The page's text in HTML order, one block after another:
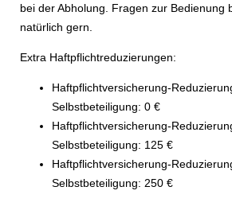
bei der Abholung. Fragen zur Bedienung
natürlich gern.
Extra Haftpflichtreduzierungen:
Haftpflichtversicherung-
Selbstbeteiligung: 0 €
Haftpflichtversicherung-
Selbstbeteiligung: 125 €
Haftpflichtversicherung-
Selbstbeteiligung: 250 €